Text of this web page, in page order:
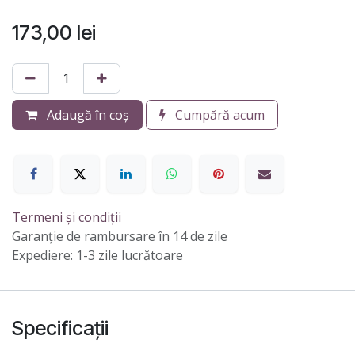
173,00 lei
Adaugă în coș Cumpără acum
Termeni și condiții
Garanție de rambursare în 14 de zile
Expediere: 1-3 zile lucrătoare
Specificații